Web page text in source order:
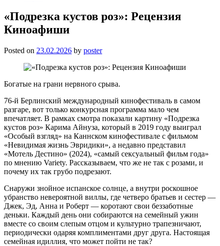
«Подрезка кустов роз»: Рецензия
Киноафиши
Posted on 23.02.2026 by poster
Богатые на грани нервного срыва.
76-й Берлинский международный кинофестиваль в самом
разгаре, вот только конкурсная программа мало чем
впечатляет. В рамках смотра показали картину «Подрезка
кустов роз» Карима Айнуза, который в 2019 году выиграл
«Особый взгляд» на Каннском кинофестивале с фильмом
«Невидимая жизнь Эвридики», а недавно представил
«Мотель Дестино» (2024), «самый сексуальный фильм года»
по мнению Variety. Рассказываем, что же не так с розами, и
почему их так грубо подрезают.
Снаружи знойное испанское солнце, а внутри роскошное
убранство невероятной виллы, где четверо братьев и сестер —
Джек, Эд, Анна и Роберт — коротают свои беззаботные
деньки. Каждый день они собираются на семейный ужин
вместе со своим слепым отцом и культурно трапезничают,
периодически одаряя комплиментами друг друга. Настоящая
семейная идиллия, что может пойти не так?